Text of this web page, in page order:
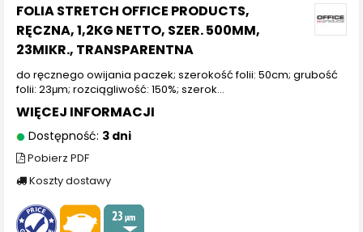
FOLIA STRETCH OFFICE PRODUCTS,
RĘCZNA, 1,2KG NETTO, SZER. 500MM,
23MIKR., TRANSPARENTNA
do ręcznego owijania paczek; szerokość folii: 50cm; grubość
folii: 23μm; rozciągliwość: 150%; szerok...
WIĘCEJ INFORMACJI
Dostępność: 3 dni
Pobierz PDF
Koszty dostawy